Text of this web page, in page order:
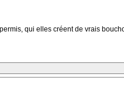
qui elles créent de vrais